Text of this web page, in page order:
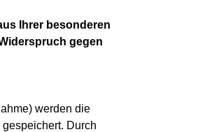
Ihrer besonderen
gegen
werden die
Durch